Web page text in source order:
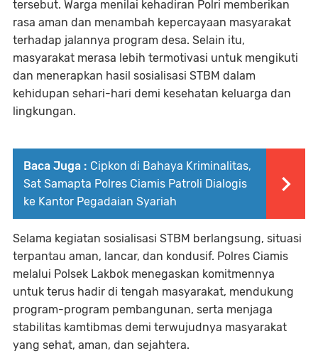
tersebut. Warga menilai kehadiran Polri memberikan
rasa aman dan menambah kepercayaan masyarakat
terhadap jalannya program desa. Selain itu,
masyarakat merasa lebih termotivasi untuk mengikuti
dan menerapkan hasil sosialisasi STBM dalam
kehidupan sehari-hari demi kesehatan keluarga dan
lingkungan.
Baca Juga : Cipkon di Bahaya Kriminalitas,
Sat Samapta Polres Ciamis Patroli Dialogis
ke Kantor Pegadaian Syariah
Selama kegiatan sosialisasi STBM berlangsung, situasi
terpantau aman, lancar, dan kondusif. Polres Ciamis
melalui Polsek Lakbok menegaskan komitmennya
untuk terus hadir di tengah masyarakat, mendukung
program-program pembangunan, serta menjaga
stabilitas kamtibmas demi terwujudnya masyarakat
yang sehat, aman, dan sejahtera.